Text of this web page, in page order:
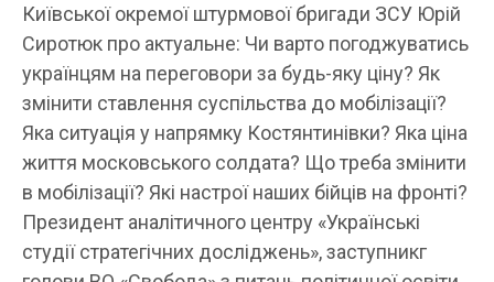
Київської окремої штурмової бригади ЗСУ Юрій
Сиротюк про актуальне: Чи варто погоджуватись
українцям на переговори за будь-яку ціну? Як
змінити ставлення суспільства до мобілізації?
Яка ситуація у напрямку Костянтинівки? Яка ціна
життя московського солдата? Що треба змінити
в мобілізації? Які настрої наших бійців на фронті?
Президент аналітичного центру «Українські
студії стратегічних досліджень», заступникг